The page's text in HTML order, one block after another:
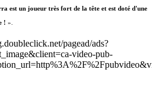
est un joueur très fort de la tête et est doté d'une
! ».
pagead/ads?
video-pub-